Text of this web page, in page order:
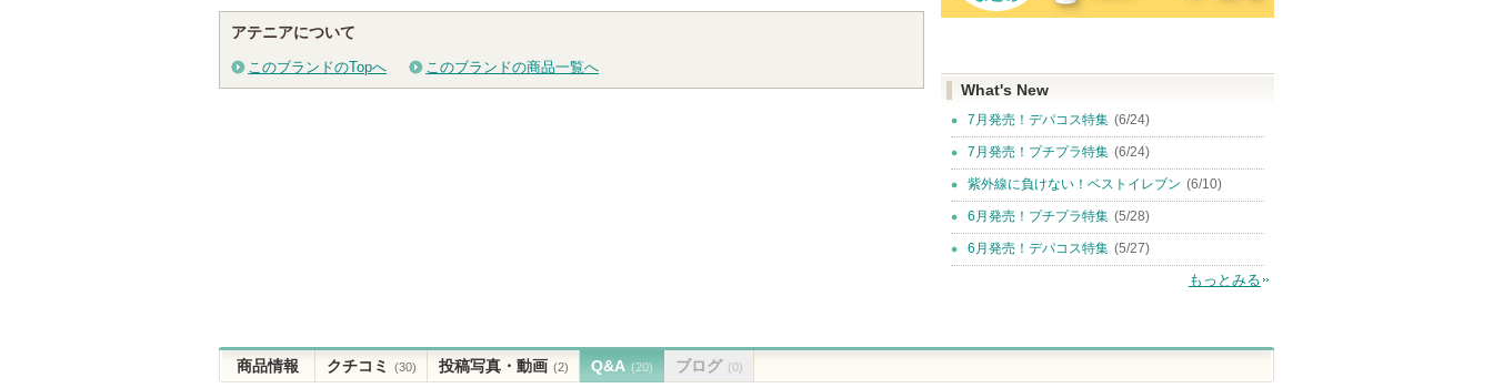
アテニアについて
このブランドのTopへ このブランドの商品一覧へ
What's New
7月発売！デパコス特集 (6/24)
7月発売！プチプラ特集 (6/24)
紫外線に負けない！ベストイレブン (6/10)
6月発売！プチプラ特集 (5/28)
6月発売！デパコス特集 (5/27)
もっとみる
商品情報 クチコミ (30) 投稿写真・動画 (2) Q&A (20) ブログ (0)